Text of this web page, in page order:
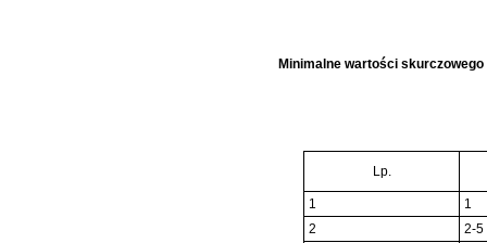
Minimalne wartości
Lp.
1
1
2
2-5